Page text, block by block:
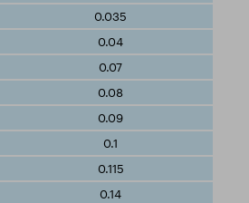
0.035
0.04
0.07
0.08
0.09
0.1
0.115
0.14